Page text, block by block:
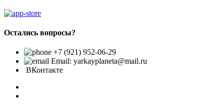
Остались вопросы?
+7 (921) 952-06-29
Email: yarkayplaneta@mail.ru
ВКонтакте